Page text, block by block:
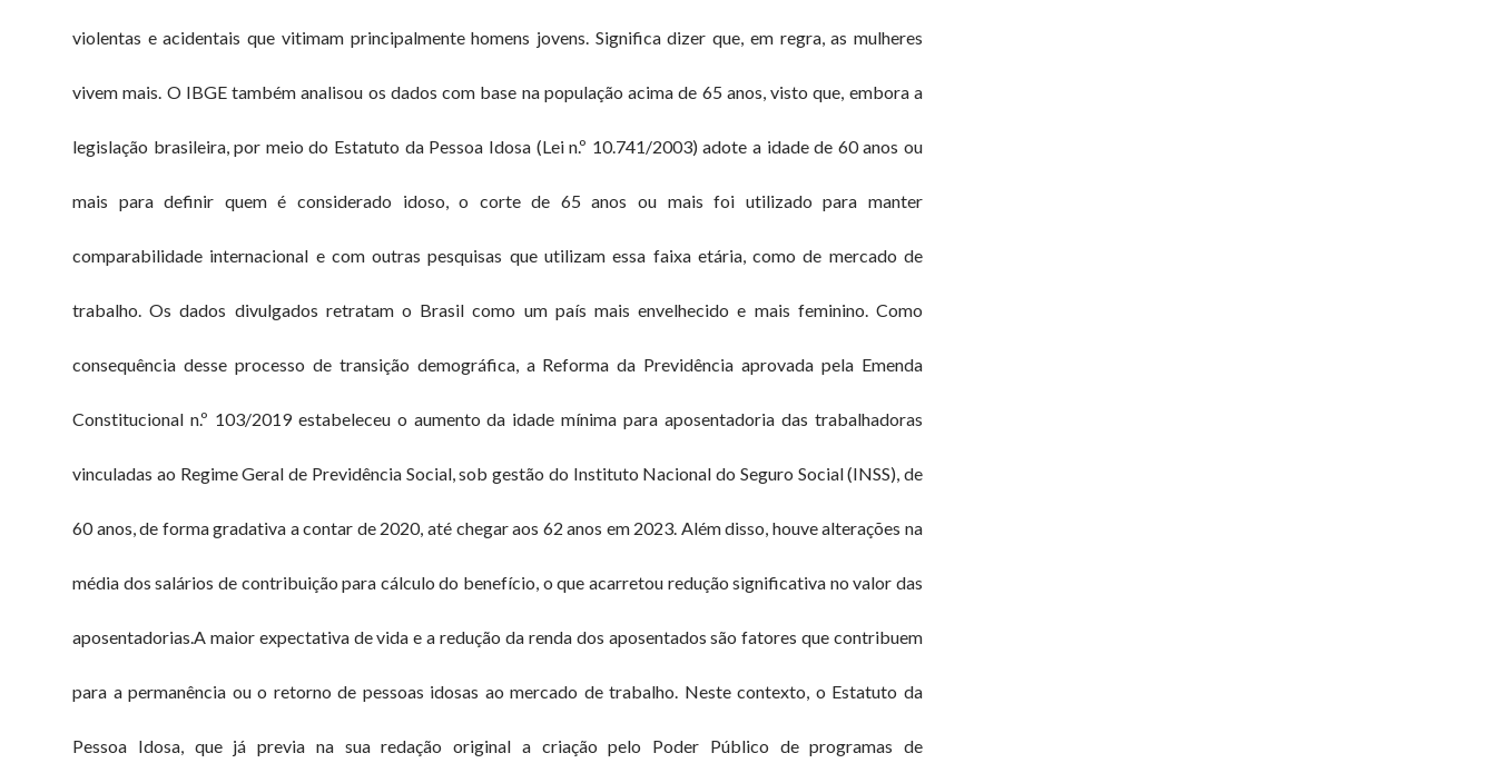
violentas e acidentais que vitimam principalmente homens jovens. Significa dizer que, em regra, as mulheres
vivem mais. O IBGE também analisou os dados com base na população acima de 65 anos, visto que, embora a
legislação brasileira, por meio do Estatuto da Pessoa Idosa (Lei n.º 10.741/2003) adote a idade de 60 anos ou
mais para definir quem é considerado idoso, o corte de 65 anos ou mais foi utilizado para manter
comparabilidade internacional e com outras pesquisas que utilizam essa faixa etária, como de mercado de
trabalho. Os dados divulgados retratam o Brasil como um país mais envelhecido e mais feminino. Como
consequência desse processo de transição demográfica, a Reforma da Previdência aprovada pela Emenda
Constitucional n.º 103/2019 estabeleceu o aumento da idade mínima para aposentadoria das trabalhadoras
vinculadas ao Regime Geral de Previdência Social, sob gestão do Instituto Nacional do Seguro Social (INSS), de
60 anos, de forma gradativa a contar de 2020, até chegar aos 62 anos em 2023. Além disso, houve alterações na
média dos salários de contribuição para cálculo do benefício, o que acarretou redução significativa no valor das
aposentadorias.A maior expectativa de vida e a redução da renda dos aposentados são fatores que contribuem
para a permanência ou o retorno de pessoas idosas ao mercado de trabalho. Neste contexto, o Estatuto da
Pessoa Idosa, que já previa na sua redação original a criação pelo Poder Público de programas de